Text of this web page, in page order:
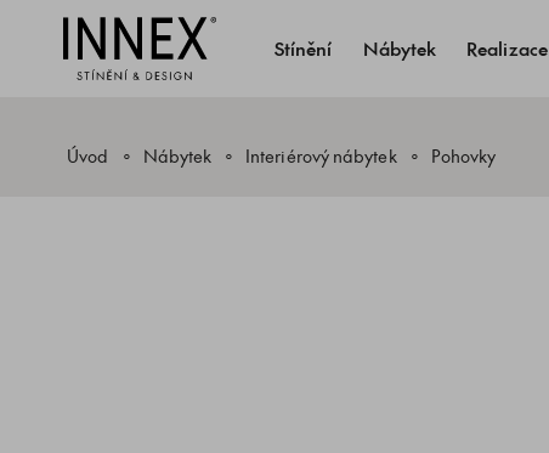
Stínění Nábytek Realizace
Úvod Nábytek Interiérový nábytek Pohovky